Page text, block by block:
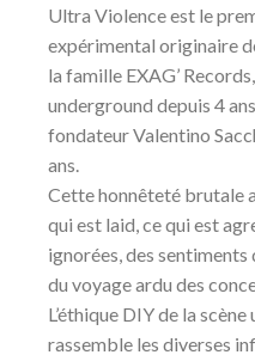
Ultra Violence est le
expérimental originaire
la famille EXAG’
underground depuis 4
fondateur Valentino
ans.
Cette honnêteté brutale
qui est laid, ce qui est
ignorées, des
du voyage ardu des
L’éthique DIY de la
rassemble les diverses